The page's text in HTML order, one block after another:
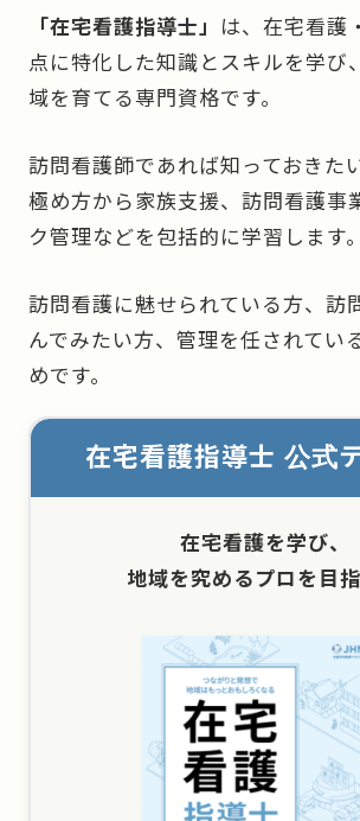
「在宅看護指導士」 は、在宅看護
点に特化した知識とスキルを学び
域を育てる専門資格です。
訪問看護師であれば知っておきた
極め方から家族支援、訪問看護事
ク管理などを包括的に学習します。
訪問看護に魅せられている方、訪
んでみたい方、管理を任されてい
めです。
在宅看護指導士 公式
在宅看護を学び、
地域を究めるプロを目指